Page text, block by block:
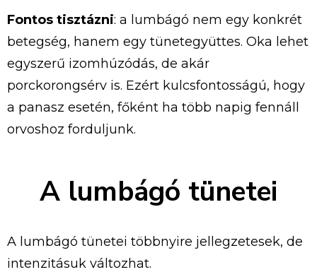
Fontos tisztázni: a lumbágó nem egy konkrét
betegség, hanem egy tünetegyüttes. Oka lehet
egyszerű izomhúzódás, de akár
porckorongsérv is. Ezért kulcsfontosságú, hogy
a panasz esetén, főként ha több napig fennáll
orvoshoz forduljunk.
A lumbágó tünetei
A lumbágó tünetei többnyire jellegzetesek, de
intenzitásuk változhat.